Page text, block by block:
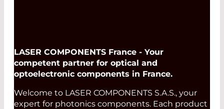
LASER COMPONENTS France - Your
competent partner for optical and
optoelectronic components in France.
Welcome to LASER COMPONENTS S.A.S., your
expert for photonics components. Each product